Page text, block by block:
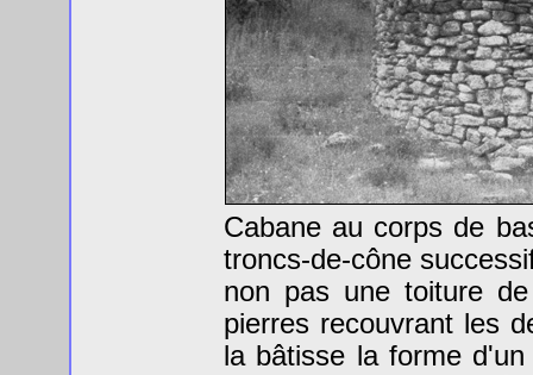
Cabane au corps de
troncs-de-cône
non pas une toiture
pierres recouvrant les
la bâtisse la forme